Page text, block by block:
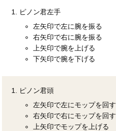
ピノン君左手
左矢印で左に腕を振る
右矢印で右に腕を振る
上矢印で腕を上げる
下矢印で腕を下げる
ピノン君頭
左矢印で左にモップを回す
右矢印で右にモップを回す
上矢印でモップを上げる